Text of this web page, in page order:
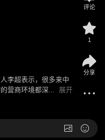
李超表示，很多来中
营商环境都深...
展开
评论
1
分享